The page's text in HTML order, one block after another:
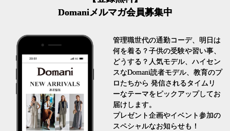
Domaniメルマガ会員募集中
管理職世代の通勤コーデ、明日は
何を着る？子供の受験や習い事、
どうする？人気モデル、ハイセン
スなDomani読者モデル、教育のプ
ロたちから 発信されるタイムリ
ーなテーマをピックアップしてお
届けします。
プレゼント企画やイベント参加の
スペシャルなお知らせも！